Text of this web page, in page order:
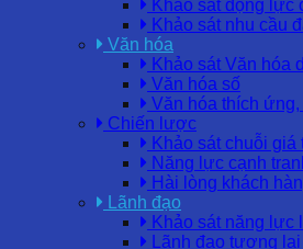
Khảo sát động lực
Khảo sát nhu cầu
Văn hóa
Khảo sát Văn hóa
Văn hóa số
Văn hóa thích
Chiến lược
Khảo sát chuỗi giá
Năng lực cạnh
Hài lòng khách
Lãnh đạo
Khảo sát năng lực
Lãnh đạo tương lai